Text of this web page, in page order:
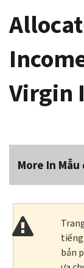
Virgin
More In
bản